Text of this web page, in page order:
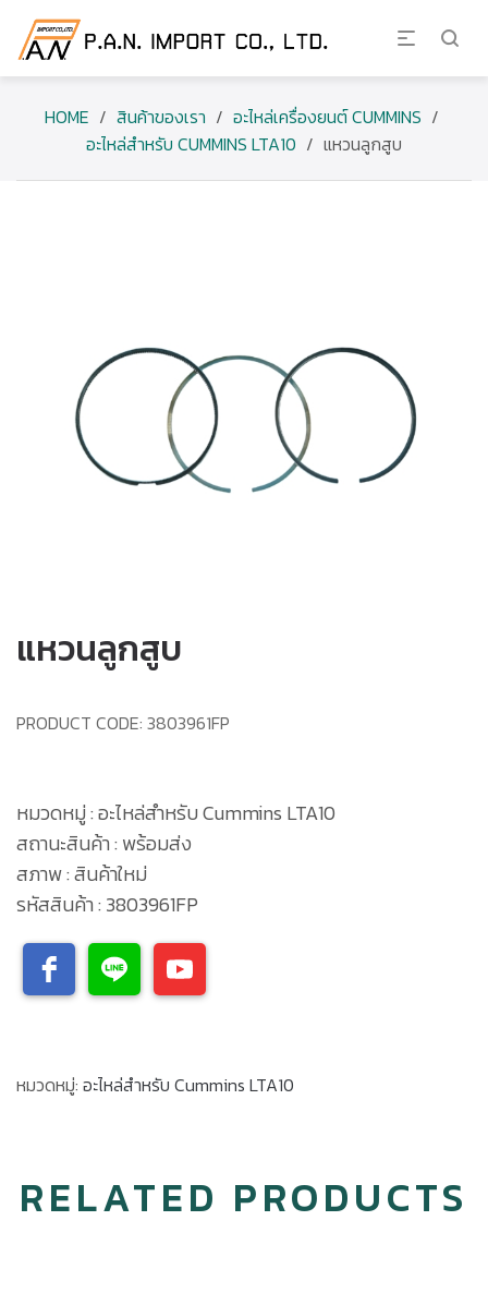
HOME / สินค้าของเรา / อะไหล่เครื่องยนต์ CUMMINS /
อะไหล่สำหรับ CUMMINS LTA10 / แหวนลูกสูบ
แหวนลูกสูบ
PRODUCT CODE: 3803961FP
หมวดหมู่ : อะไหล่สำหรับ Cummins LTA10
สถานะสินค้า : พร้อมส่ง
สภาพ : สินค้าใหม่
รหัสสินค้า : 3803961FP
หมวดหมู่: อะไหล่สำหรับ Cummins LTA10
RELATED PRODUCTS